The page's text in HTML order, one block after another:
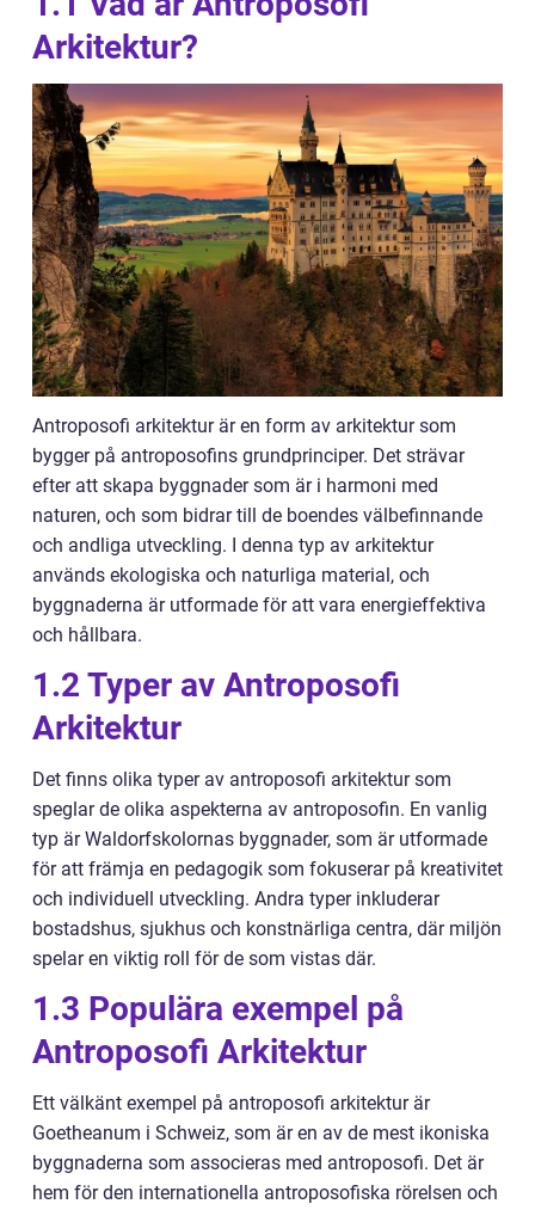
Arkitektur?
Antroposofi arkitektur är en form av arkitektur som
bygger på antroposofins grundprinciper. Det strävar
efter att skapa byggnader som är i harmoni med
naturen, och som bidrar till de boendes välbefinnande
och andliga utveckling. I denna typ av arkitektur
används ekologiska och naturliga material, och
byggnaderna är utformade för att vara energieffektiva
och hållbara.
1.2 Typer av Antroposofi
Arkitektur
Det finns olika typer av antroposofi arkitektur som
speglar de olika aspekterna av antroposofin. En vanlig
typ är Waldorfskolornas byggnader, som är utformade
för att främja en pedagogik som fokuserar på kreativitet
och individuell utveckling. Andra typer inkluderar
bostadshus, sjukhus och konstnärliga centra, där miljön
spelar en viktig roll för de som vistas där.
1.3 Populära exempel på
Antroposofi Arkitektur
Ett välkänt exempel på antroposofi arkitektur är
Goetheanum i Schweiz, som är en av de mest ikoniska
byggnaderna som associeras med antroposofi. Det är
hem för den internationella antroposofiska rörelsen och